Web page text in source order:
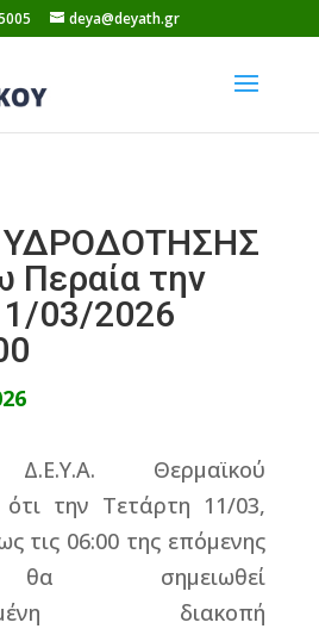
deya@deyath.gr
Περαία την
03/2026
Θερμαϊκού
ότι την Τετάρτη 11/03,
τις 06:00 της επόμενης
σημειωθεί
διακοπή